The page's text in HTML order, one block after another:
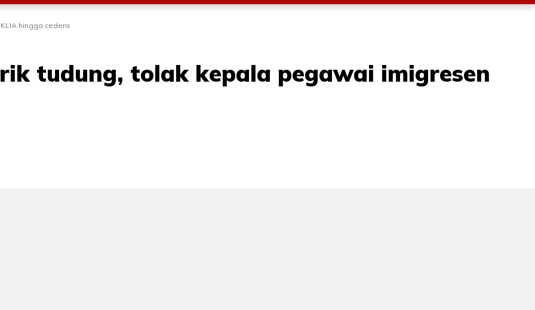
hingga cedera
tudung, tolak kepala pegawai imigresen